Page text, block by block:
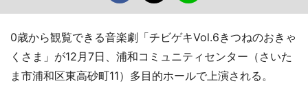
0歳から観覧できる音楽劇「チビゲキVol.6きつねのおきゃ
くさま」が12月7日、浦和コミュニティセンター（さいた
ま市浦和区東高砂町11）多目的ホールで上演される。